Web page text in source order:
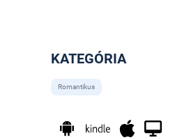
KATEGÓRIA
Romantikus